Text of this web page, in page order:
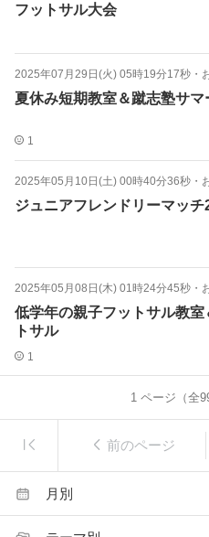
フットサル大会
2025年07月29日(火) 05時19分17秒 ・
夏休み短期教室＆蹴志塾サマ
1
2025年05月10日(土) 00時40分36秒 ・
ジュニアフレンドリーマッチ
2025年05月08日(木) 01時24分45秒 ・
低学年の親子フットサル教室
トサル
1
1 ページ（全
前のページ
月別